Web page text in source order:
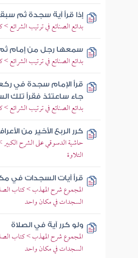
إذا قرأ آية سجدة ثم
بدائع الصنائع في ترتيب
سمعها رجل من إمام
بدائع الصنائع في ترتيب
قرأ الإمام سجدة في
جاء ساعتئذ فقرأ تلك
بدائع الصنائع في ترتيب
كرر الربع الأخير من
حاشية الدسوقي على الشرح
التلاوة
قرأ آيات السجدات في
المجموع شرح المهذب > كتاب
السجدات في مكان واحد
ولو كرر آية في الصلاة
المجموع شرح المهذب > كتاب
السجدات في مكان واحد